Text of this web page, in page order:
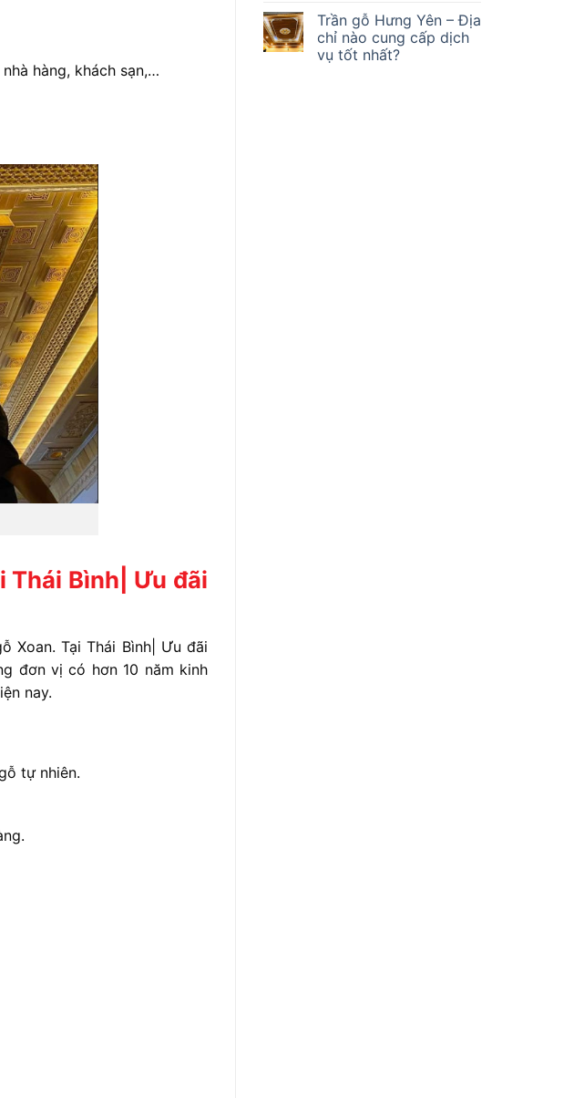
hàng, khách sạn,…
Thái Bình| Ưu đãi
Xoan. Tại Thái Bình| Ưu đãi
đơn vị có hơn 10 năm kinh
nay.
tự nhiên.
Trần gỗ Hưng Yên – Địa
chỉ nào cung cấp dịch
vụ tốt nhất?